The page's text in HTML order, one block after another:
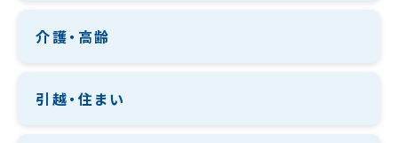
介護・高齢
引越・住まい